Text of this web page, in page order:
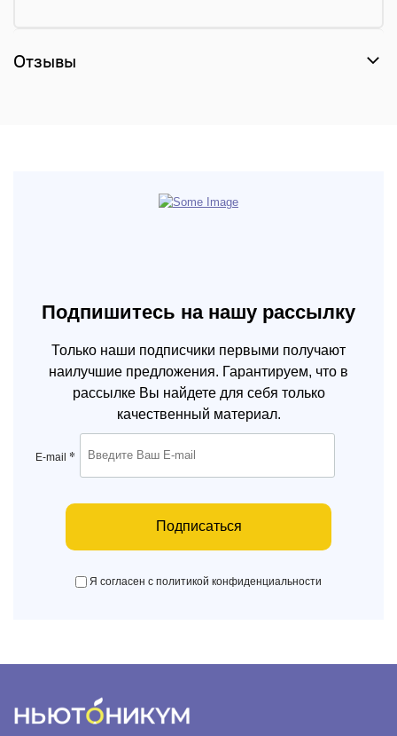
Отзывы
Подпишитесь на нашу рассылку
Только наши подписчики первыми получают
наилучшие предложения. Гарантируем, что в
рассылке Вы найдете для себя только
качественный материал.
E-mail *
Подписаться
Я согласен с политикой конфиденциальности